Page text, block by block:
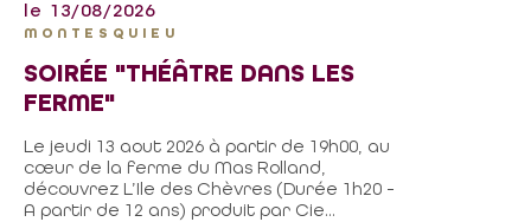
le 13/08/2026
MONTESQUIEU
SOIRÉE "THÉÂTRE DANS LES
FERME"
Le jeudi 13 aout 2026 à partir de 19h00, au
cœur de la ferme du Mas Rolland,
découvrez L’Ile des Chèvres (Durée 1h20 -
A partir de 12 ans) produit par Cie...